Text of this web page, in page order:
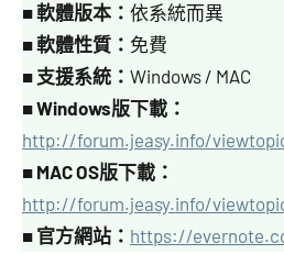
■軟體版本： 依系統而異
■軟體性質： 免費
■ 支援系統： Windows / MAC
■Windows版下載：
http://forum.jeasy.info/
■ MAC OS版下載：
http://forum.jeasy.info/
■ 官方網站： https://